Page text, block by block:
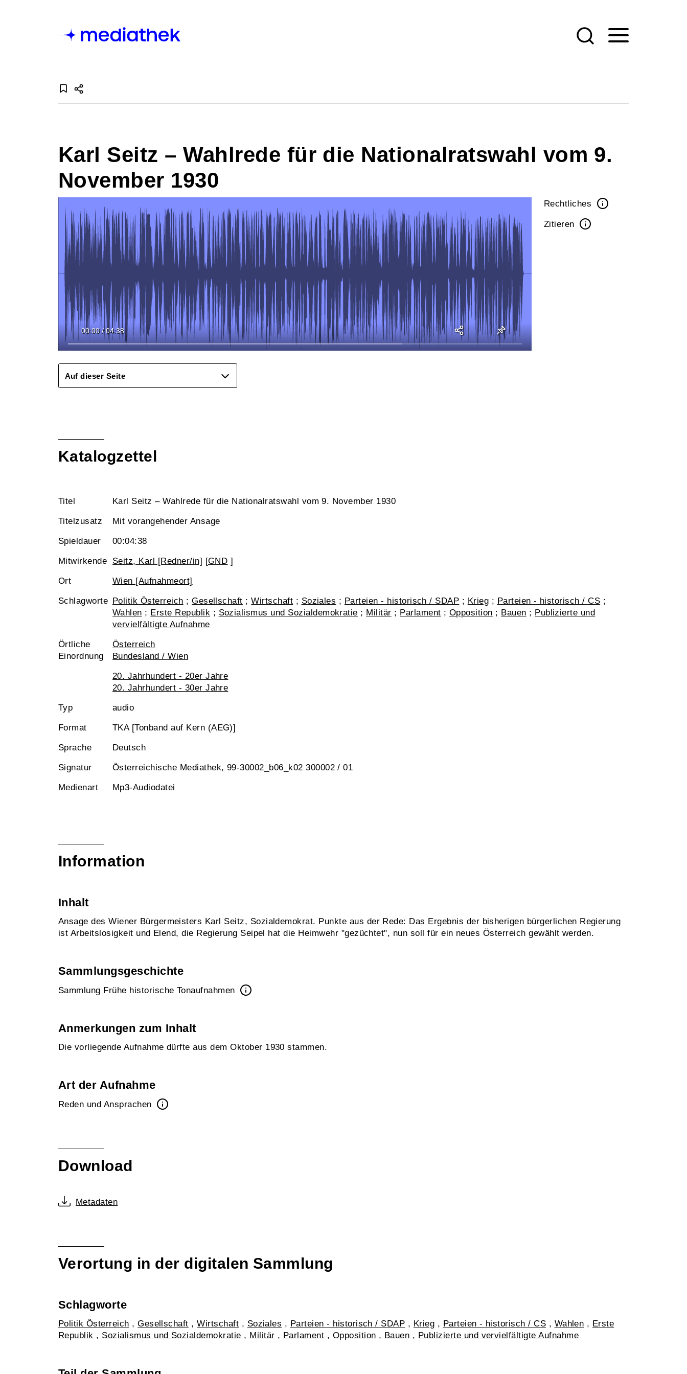
Karl Seitz – Wahlrede für die Nationalratswahl vom 9.
November 1930
00:00 / 04:38
Rechtliches
Zitieren
Auf dieser Seite
Katalogzettel
Titel Karl Seitz – Wahlrede für die Nationalratswahl vom 9. November 1930
Titelzusatz Mit vorangehender Ansage
Spieldauer 00:04:38
Mitwirkende Seitz, Karl [Redner/in] [GND ]
Ort Wien [Aufnahmeort]
Schlagworte Politik Österreich ;Gesellschaft ;Wirtschaft ; Soziales ; Parteien - historisch / SDAP ; Krieg ; Parteien - historisch / CS ;
Wahlen ; Erste Republik ; Sozialismus und Sozialdemokratie ; Militär ; Parlament ; Opposition ; Bauen ; Publizierte und
vervielfältigte Aufnahme
Örtliche
Einordnung
Österreich
Bundesland / Wien
20. Jahrhundert - 20er Jahre
20. Jahrhundert - 30er Jahre
Typ audio
Format TKA [Tonband auf Kern (AEG)]
Sprache Deutsch
Signatur Österreichische Mediathek, 99-30002_b06_k02 300002 / 01
Medienart Mp3-Audiodatei
Information
Inhalt
Ansage des Wiener Bürgermeisters Karl Seitz, Sozialdemokrat. Punkte aus der Rede: Das Ergebnis der bisherigen bürgerlichen Regierung
ist Arbeitslosigkeit und Elend, die Regierung Seipel hat die Heimwehr "gezüchtet", nun soll für ein neues Österreich gewählt werden.
Sammlungsgeschichte
Sammlung Frühe historische Tonaufnahmen
Anmerkungen zum Inhalt
Die vorliegende Aufnahme dürfte aus dem Oktober 1930 stammen.
Art der Aufnahme
Reden und Ansprachen
Download
Metadaten
Verortung in der digitalen Sammlung
Schlagworte
Politik Österreich ,Gesellschaft ,Wirtschaft , Soziales , Parteien - historisch / SDAP , Krieg , Parteien - historisch / CS , Wahlen , Erste
Republik , Sozialismus und Sozialdemokratie , Militär , Parlament , Opposition , Bauen , Publizierte und vervielfältigte Aufnahme